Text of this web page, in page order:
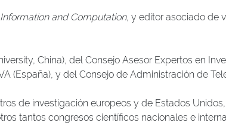
and Computation, y editor asociado de
China), del Consejo Asesor Expertos en
(España), y del Consejo de Administración de
de investigación europeos y de Estados
tantos congresos científicos nacionales e